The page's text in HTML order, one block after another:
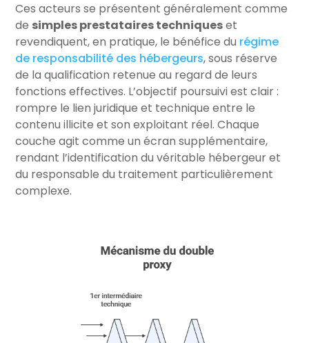
Ces acteurs se présentent généralement comme
de simples prestataires techniqueset
revendiquent, en pratique, le bénéfice du régime
de responsabilité des hébergeurs, sous réserve
de la qualification retenue au regard de leurs
fonctions effectives. L’objectif poursuivi est clair :
rompre le lien juridique et technique entre le
contenu illicite et son exploitant réel. Chaque
couche agit comme un écran supplémentaire,
rendant l’identification du véritable hébergeur et
du responsable du traitement particulièrement
complexe.